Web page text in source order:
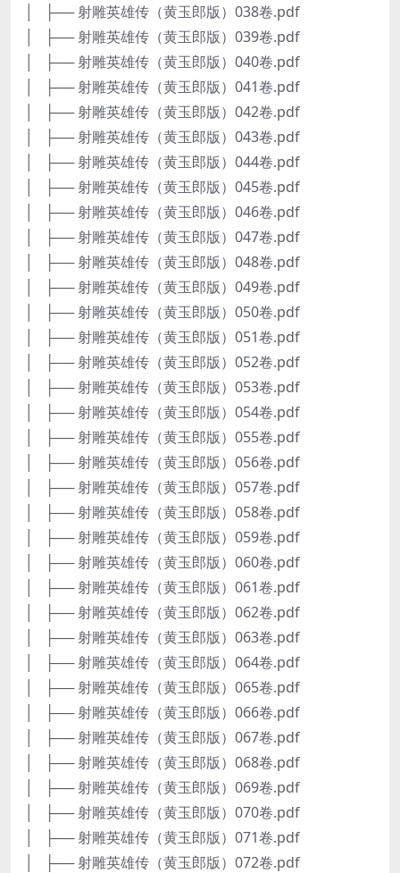
│ ├── 射雕英雄传（黄玉郎版）038卷.pdf
│ ├── 射雕英雄传（黄玉郎版）039卷.pdf
│ ├── 射雕英雄传（黄玉郎版）040卷.pdf
│ ├── 射雕英雄传（黄玉郎版）041卷.pdf
│ ├── 射雕英雄传（黄玉郎版）042卷.pdf
│ ├── 射雕英雄传（黄玉郎版）043卷.pdf
│ ├── 射雕英雄传（黄玉郎版）044卷.pdf
│ ├── 射雕英雄传（黄玉郎版）045卷.pdf
│ ├── 射雕英雄传（黄玉郎版）046卷.pdf
│ ├── 射雕英雄传（黄玉郎版）047卷.pdf
│ ├── 射雕英雄传（黄玉郎版）048卷.pdf
│ ├── 射雕英雄传（黄玉郎版）049卷.pdf
│ ├── 射雕英雄传（黄玉郎版）050卷.pdf
│ ├── 射雕英雄传（黄玉郎版）051卷.pdf
│ ├── 射雕英雄传（黄玉郎版）052卷.pdf
│ ├── 射雕英雄传（黄玉郎版）053卷.pdf
│ ├── 射雕英雄传（黄玉郎版）054卷.pdf
│ ├── 射雕英雄传（黄玉郎版）055卷.pdf
│ ├── 射雕英雄传（黄玉郎版）056卷.pdf
│ ├── 射雕英雄传（黄玉郎版）057卷.pdf
│ ├── 射雕英雄传（黄玉郎版）058卷.pdf
│ ├── 射雕英雄传（黄玉郎版）059卷.pdf
│ ├── 射雕英雄传（黄玉郎版）060卷.pdf
│ ├── 射雕英雄传（黄玉郎版）061卷.pdf
│ ├── 射雕英雄传（黄玉郎版）062卷.pdf
│ ├── 射雕英雄传（黄玉郎版）063卷.pdf
│ ├── 射雕英雄传（黄玉郎版）064卷.pdf
│ ├── 射雕英雄传（黄玉郎版）065卷.pdf
│ ├── 射雕英雄传（黄玉郎版）066卷.pdf
│ ├── 射雕英雄传（黄玉郎版）067卷.pdf
│ ├── 射雕英雄传（黄玉郎版）068卷.pdf
│ ├── 射雕英雄传（黄玉郎版）069卷.pdf
│ ├── 射雕英雄传（黄玉郎版）070卷.pdf
│ ├── 射雕英雄传（黄玉郎版）071卷.pdf
│ ├── 射雕英雄传（黄玉郎版）072卷.pdf